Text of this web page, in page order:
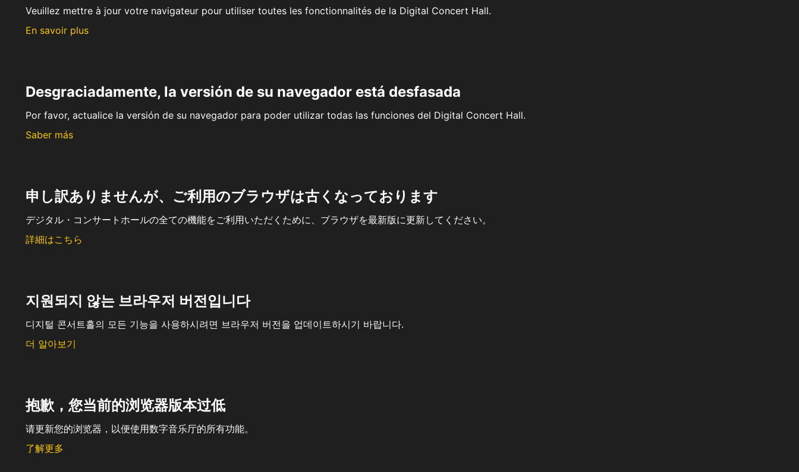
Veuillez mettre à jour votre navigateur pour utiliser toutes les fonctionnalités de la Digital Concert Hall.
En savoir plus
Desgraciadamente, la versión de su navegador está desfasada
Por favor, actualice la versión de su navegador para poder utilizar todas las funciones del Digital Concert Hall.
Saber más
申し訳ありませんが、ご利用のブラウザは古くなっております
デジタル・コンサートホールの全ての機能をご利用いただくために、ブラウザを最新版に更新してください。
詳細はこちら
지원되지 않는 브라우저 버전입니다
디지털 콘서트홀의 모든 기능을 사용하시려면 브라우저 버전을 업데이트하시기 바랍니다.
더 알아보기
抱歉，您当前的浏览器版本过低
请更新您的浏览器，以便使用数字音乐厅的所有功能。
了解更多